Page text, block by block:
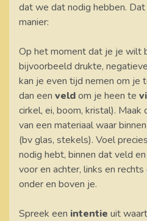
dat we dat nodig hebben.
manier:
Op het moment dat je je wilt
bijvoorbeeld drukte,
kan je even tijd nemen om je
dan een veldom je heen te
cirkel, ei, boom, kristal). Maak
van een materiaal waar
(bv glas, stekels). Voel
nodig hebt, binnen dat veld
voor en achter, links en
onder en boven je.
Spreek een intentie uit